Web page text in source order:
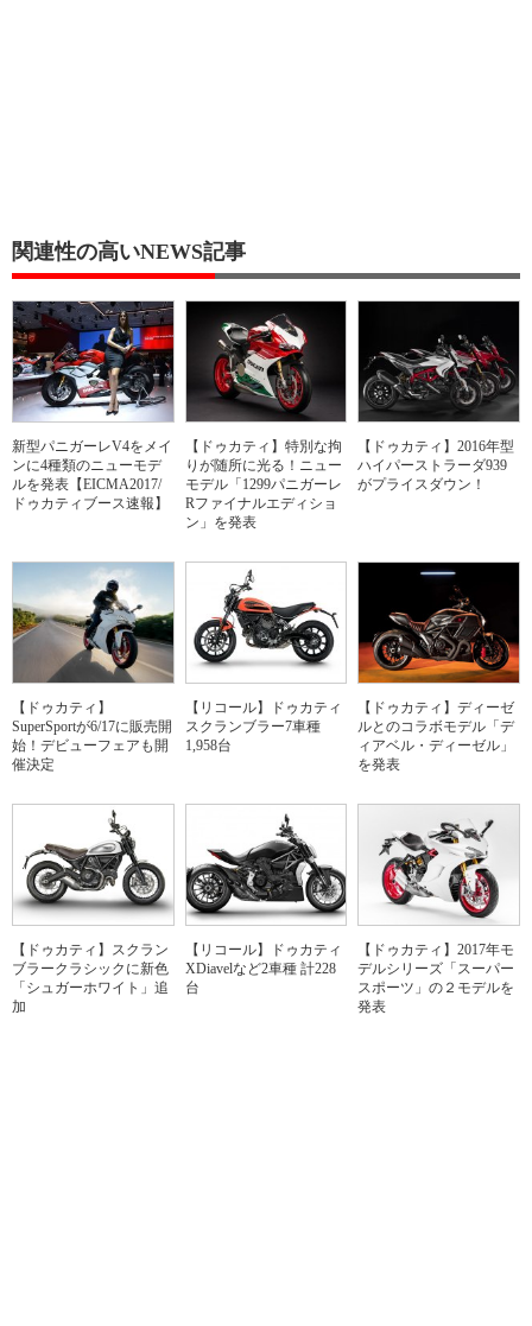
関連性の高いNEWS記事
新型パニガーレV4をメイ
ンに4種類のニューモデ
ルを発表【EICMA2017/
ドゥカティブース速報】
【ドゥカティ】特別な拘
りが随所に光る！ニュー
モデル「1299パニガーレ
Rファイナルエディショ
ン」を発表
【ドゥカティ】2016年型
ハイパーストラーダ939
がプライスダウン！
【ドゥカティ】
SuperSportが6/17に販売開
始！デビューフェアも開
催決定
【リコール】ドゥカティ
スクランブラー7車種
1,958台
【ドゥカティ】ディーゼ
ルとのコラボモデル「デ
ィアベル・ディーゼル」
を発表
【ドゥカティ】スクラン
ブラークラシックに新色
「シュガーホワイト」追
加
【リコール】ドゥカティ
XDiavelなど2車種 計228
台
【ドゥカティ】2017年モ
デルシリーズ「スーパー
スポーツ」の２モデルを
発表